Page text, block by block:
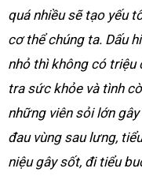
quá nhiều sẽ tạo yếu
cơ thể chúng ta. Dấu
nhỏ thì không có triệu
tra sức khỏe và tình
những viên sỏi lớn
đau vùng sau lưng,
niệu gây sốt, đi tiểu